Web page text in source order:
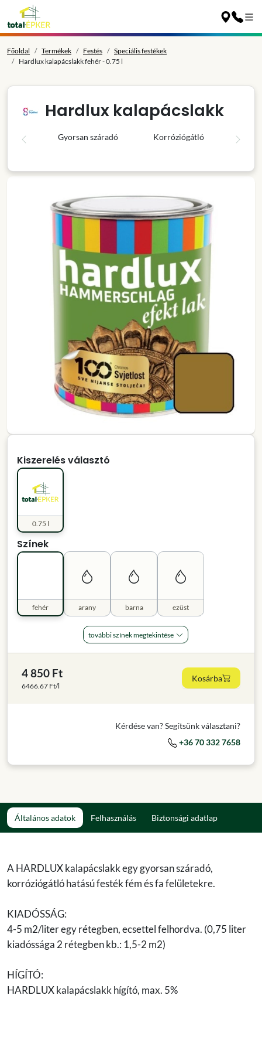
Főoldal Termékek Festés
Speciális festékek
Hardlux kalapácslakk fehér - 0.75 l
Hardlux kalapácslakk
Gyorsan száradó Korróziógátló
Kiszerelés választó
0.75 l
Színek
arany barna ezüst
fehér
további színek megtekintése
4 850 Ft
6466.67 Ft/l
Kosárba
Kérdése van? Segítsünk választani?
+36 70 332 7658
Általános adatok Felhasználás Biztonsági adatlap
A HARDLUX kalapácslakk egy gyorsan száradó,
korróziógátló hatású festék fém és fa felületekre.
KIADÓSSÁG:
4-5 m2/liter egy rétegben, ecsettel felhordva. (0,75 liter
kiadóssága 2 rétegben kb.: 1,5-2 m2)
HÍGÍTÓ:
HARDLUX kalapácslakk hígító, max. 5%